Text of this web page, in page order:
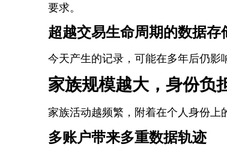
要求。
超越交易生命周期的数据存
今天产生的记录，可能在多年后仍影
家族规模越大，身份负
家族活动越频繁，附着在个人身份上
多账户带来多重数据轨迹